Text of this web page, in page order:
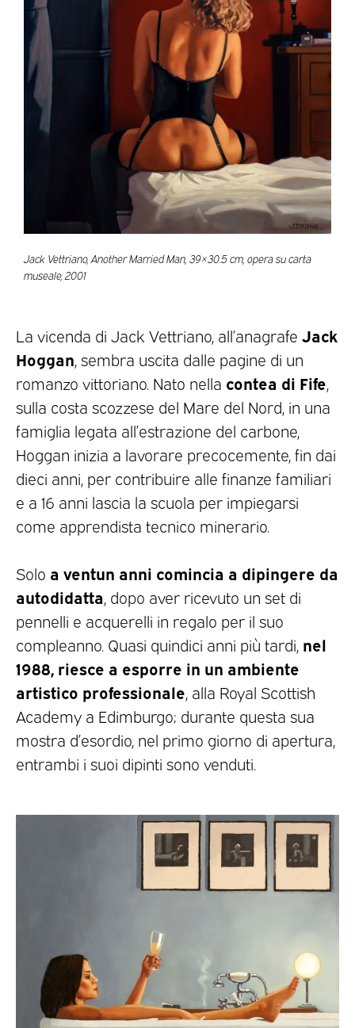
Jack Vettriano, Another Married Man, 39×30.5 cm, opera su carta
museale, 2001
La vicenda di Jack Vettriano, all’anagrafe Jack
Hoggan, sembra uscita dalle pagine di un
romanzo vittoriano. Nato nella contea di Fife,
sulla costa scozzese del Mare del Nord, in una
famiglia legata all’estrazione del carbone,
Hoggan inizia a lavorare precocemente, fin dai
dieci anni, per contribuire alle finanze familiari
e a 16 anni lascia la scuola per impiegarsi
come apprendista tecnico minerario.
Solo a ventun anni comincia a dipingere da
autodidatta, dopo aver ricevuto un set di
pennelli e acquerelli in regalo per il suo
compleanno. Quasi quindici anni più tardi, nel
1988, riesce a esporre in un ambiente
artistico professionale, alla Royal Scottish
Academy a Edimburgo; durante questa sua
mostra d’esordio, nel primo giorno di apertura,
entrambi i suoi dipinti sono venduti.